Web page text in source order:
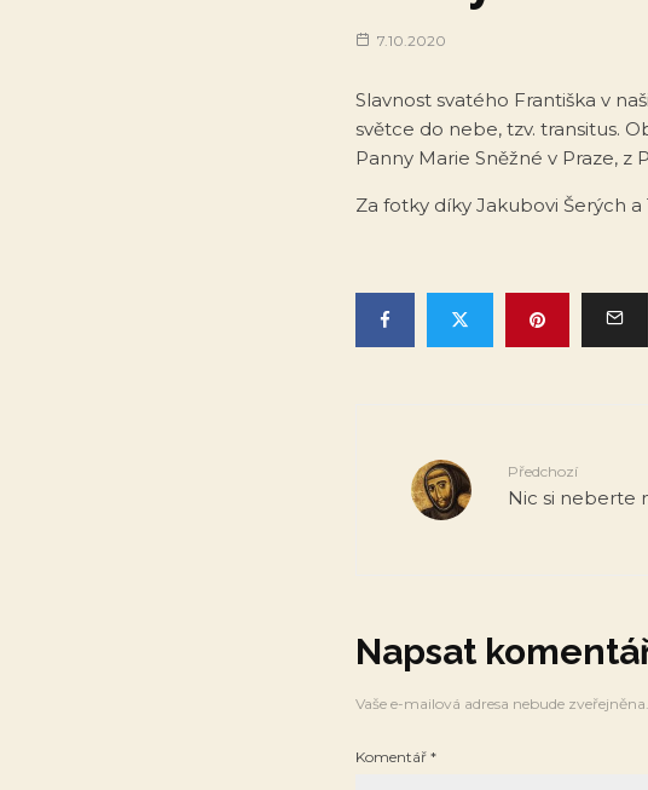
7.10.2020
Slavnost svatého Františka v
světce do nebe, tzv. transitus.
Panny Marie Sněžné v Praze, z
Za fotky díky Jakubovi Šerých a
Předchozí
Nic si neberte
Napsat
Vaše e-mailová adresa nebude zveřejněna.
Komentář *